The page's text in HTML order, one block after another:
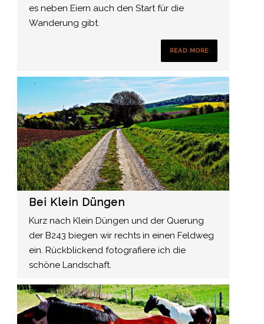
es neben Eiern auch den Start für die
Wanderung gibt.
READ MORE
Bei Klein Düngen
Kurz nach Klein Düngen und der Querung
der B243 biegen wir rechts in einen Feldweg
ein. Rückblickend fotografiere ich die
schöne Landschaft.